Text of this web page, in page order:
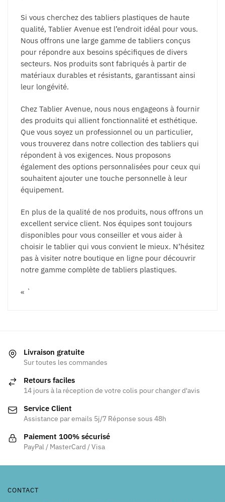
Si vous cherchez des tabliers plastiques de haute
qualité, Tablier Avenue est l’endroit idéal pour vous.
Nous offrons une large gamme de tabliers conçus
pour répondre aux besoins spécifiques de divers
secteurs. Nos produits sont fabriqués à partir de
matériaux durables et résistants, garantissant ainsi
leur longévité.
Chez Tablier Avenue, nous nous engageons à fournir
des produits qui allient fonctionnalité et esthétique.
Que vous soyez un professionnel ou un particulier,
vous trouverez dans notre collection des tabliers qui
répondent à vos exigences. Nous proposons
également des options personnalisées pour ceux qui
souhaitent ajouter une touche personnelle à leur
équipement.
En plus de la qualité de nos produits, nous offrons un
excellent service client. Nos équipes sont toujours
disponibles pour vous conseiller et vous aider à
choisir le tablier qui vous convient le mieux. N’hésitez
pas à visiter notre boutique en ligne pour découvrir
notre gamme complète de tabliers plastiques.
« `
Livraison gratuite
Sur toutes les commandes
Retours faciles
14 jours à la réception de votre colis pour changer d'avis
Service Client
Assistance par emails 5j/7 Réponse sous 48h
Paiement 100% sécurisé
PayPal / MasterCard / Visa
CONTACT